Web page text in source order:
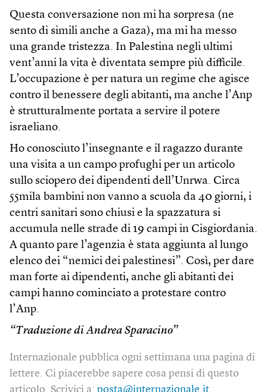
Questa conversazione non mi ha sorpresa (ne
sento di simili anche a Gaza), ma mi ha messo
una grande tristezza. In Palestina negli ultimi
vent’anni la vita è diventata sempre più difficile.
L’occupazione è per natura un regime che agisce
contro il benessere degli abitanti, ma anche l’Anp
è strutturalmente portata a servire il potere
israeliano.
Ho conosciuto l’insegnante e il ragazzo durante
una visita a un campo profughi per un articolo
sullo sciopero dei dipendenti dell’Un­rwa. Circa
55mila bambini non vanno a scuola da 40 giorni, i
centri sanitari sono chiusi e la spazzatura si
accumula nelle strade di 19 campi in Cisgiordania.
A quanto pare l’agenzia è stata aggiunta al lungo
elenco dei “nemici dei palestinesi”. Così, per dare
man forte ai dipendenti, anche gli abitanti dei
campi hanno cominciato a protestare contro
l’Anp.
“Traduzione di Andrea Sparacino”
Internazionale pubblica ogni settimana una pagina di
lettere. Ci piacerebbe sapere cosa pensi di questo
articolo. Scrivici a: posta@internazionale.it